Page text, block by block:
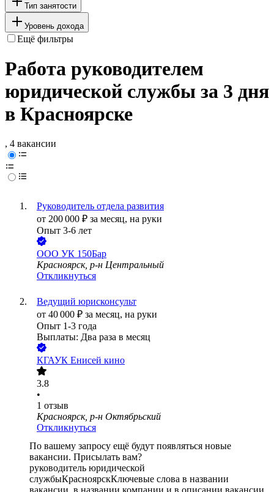
Тип занятости
Уровень дохода
Ещё фильтры
Работа руководителем
юридической службы за 3 дня
в Красноярске
, 4 вакансии
Руководитель отдела развития
от 200 000 ₽ за месяц, на руки
Опыт 3-6 лет
ООО УК 150Бар
Красноярск, р-н Центральный
Откликнуться
Ведущий юрисконсульт
от 40 000 ₽ за месяц, на руки
Опыт 1-3 года
Выплаты: Два раза в месяц
КГАУК Енисей кино
3.8
•
1 отзыв
Красноярск, р-н Октябрьский
Откликнуться
По вашему запросу ещё будут появляться новые
вакансии. Присылать вам?
руководитель юридической
службыКрасноярскКлючевые слова в названии